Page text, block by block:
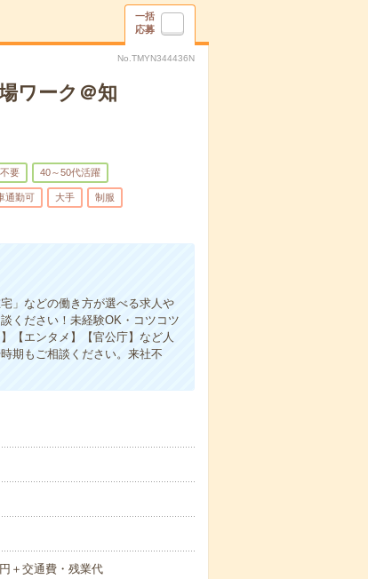
一括
応募
No.TMYN344436N
ワーク＠知
要 40～50代活躍
通勤可 大手 制服
」などの働き方が選べる求人や
ください！未経験OK・コツコツ
【エンタメ】【官公庁】など人
期もご相談ください。来社不
＋交通費・残業代